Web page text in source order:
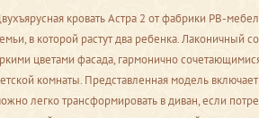
кровать Астра 2 от фабрики РВ-
в которой растут два ребенка. Лаконичный
цветами фасада, гармонично
комнаты. Представленная модель
легко трансформировать в диван, если